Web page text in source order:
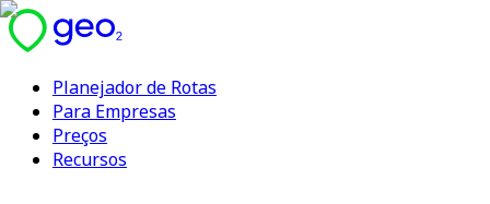
Planejador de Rotas
Para Empresas
Preços
Recursos